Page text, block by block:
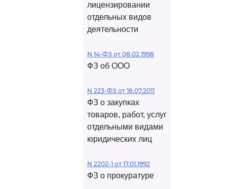
лицензировании
отдельных видов
деятельности
N 14-ФЗ от 08.02.1998
ФЗ об ООО
N 223-ФЗ от 18.07.2011
ФЗ о закупках
товаров, работ, услуг
отдельными видами
юридических лиц
N 2202-1 от 17.01.1992
ФЗ о прокуратуре